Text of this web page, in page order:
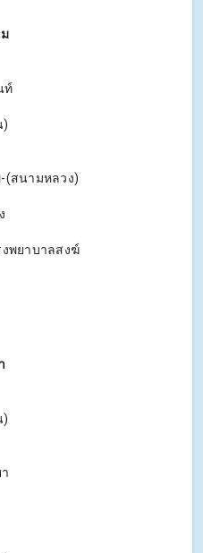
ท์
)
(สนามหลวง)
พยาบาลสงฆ์
)